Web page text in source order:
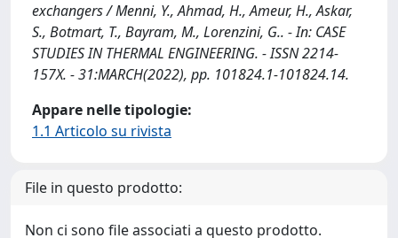
exchangers / Menni, Y., Ahmad, H., Ameur, H., Askar,
S., Botmart, T., Bayram, M., Lorenzini, G.. - In: CASE
STUDIES IN THERMAL ENGINEERING. - ISSN 2214-
157X. - 31:MARCH(2022), pp. 101824.1-101824.14.
Appare nelle tipologie:
1.1 Articolo su rivista
File in questo prodotto:
Non ci sono file associati a questo prodotto.